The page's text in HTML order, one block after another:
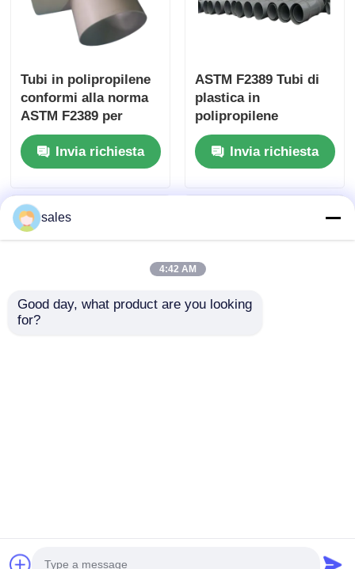
Tubi in polipropilene
conformi alla norma
ASTM F2389 per
sistemi di fluidi
industriali e
manipolazione
Invia richiesta
ASTM F2389 Tubi di
plastica in
polipropilene
standard lunghezza 6
metri progettati per
un'installazione facile
Invia richiesta
cinese.Copyright © 2026 Chengdu Xinkunda
sales
4:42 AM
Good day, what product are you looking
for?